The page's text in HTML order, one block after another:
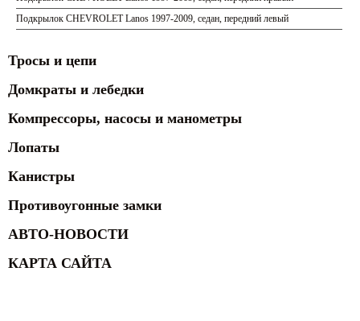
Подкрылок CHEVROLET Lanos 1997-2009, седан, передний левый
Тросы и цепи
Домкраты и лебедки
Компрессоры, насосы и манометры
Лопаты
Канистры
Противоугонные замки
АВТО-НОВОСТИ
КАРТА САЙТА